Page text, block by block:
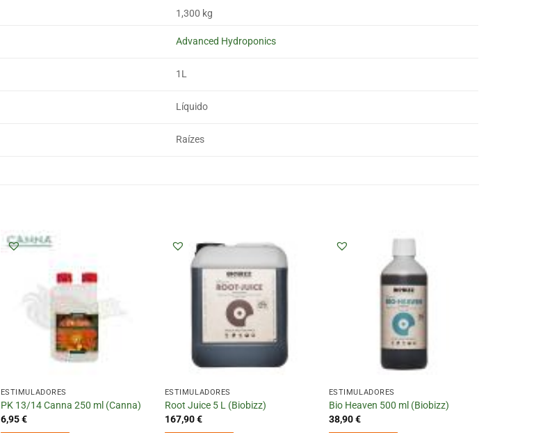
1,300 kg
Advanced Hydroponics
1L
Líquido
Raízes
ESTIMULADORES
PK 13/14 Canna 250 ml (Canna)
6,95€
ESTIMULADORES
Root Juice 5 L (Biobizz)
167,90€
ESTIMULADORES
Bio Heaven 500 ml (Biobizz)
38,90€